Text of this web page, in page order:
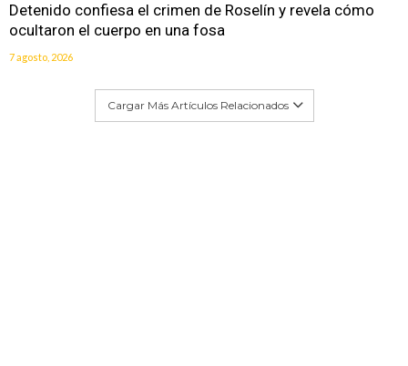
Detenido confiesa el crimen de Roselín y revela cómo
ocultaron el cuerpo en una fosa
7 agosto, 2026
Cargar Más Artículos Relacionados